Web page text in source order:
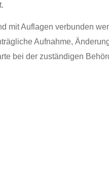
mit Auflagen verbunden
Aufnahme,
bei der zuständigen